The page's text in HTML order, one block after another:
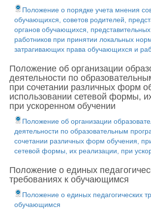
Положение о порядке учета мнения
обучающихся, советов родителей,
органов обучающихся,
работников при принятии локальных
затрагивающих права обучающихся и
Положение об организации
деятельности по
при сочетании различных форм
использовании сетевой формы,
при ускоренном обучении
Положение об организации
деятельности по образовательным
сочетании различных форм обучения,
сетевой формы, их реализации, при
Положение о единых
требованиях к обучающимся
Положение о единых педагогических
обучающимся